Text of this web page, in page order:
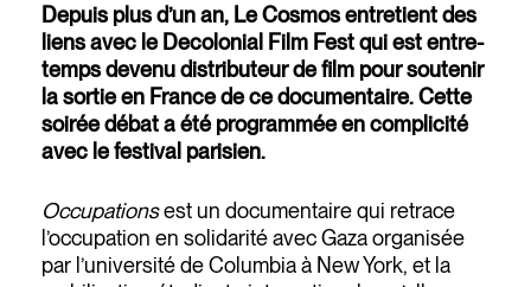
Depuis plus d’un an, Le Cosmos entretient des
liens avec le Decolonial Film Fest qui est entre-
temps devenu distributeur de film pour soutenir
la sortie en France de ce documentaire. Cette
soirée débat a été programmée en complicité
avec le festival parisien.
Occupationsest un documentaire qui retrace
l’occupation en solidarité avec Gaza organisée
par l’université de Columbia à New York, et la